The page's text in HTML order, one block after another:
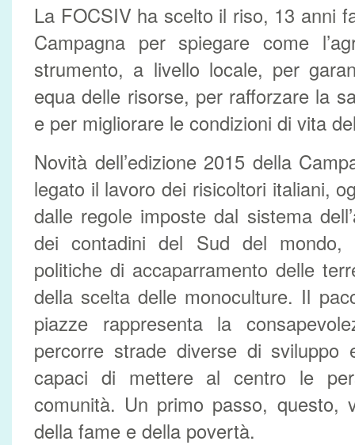
La FOCSIV ha scelto il riso, 13 anni
Campagna per spiegare come
strumento, a livello locale, per
equa delle risorse, per rafforzare la
e per migliorare le condizioni di vita
Novità dell’edizione 2015 della
legato il lavoro dei risicoltori italiani,
dalle regole imposte dal sistema
dei contadini del Sud del
politiche di accaparramento delle
della scelta delle monoculture. Il
piazze rappresenta la
percorre strade diverse di sviluppo
capaci di mettere al centro le
comunità. Un primo passo, questo,
della fame e della povertà.